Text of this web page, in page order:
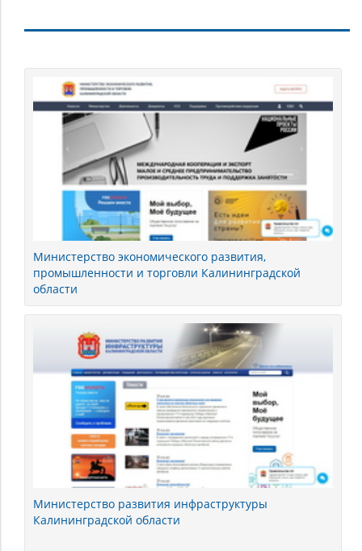
Калининградская
область
Министерство экономического развития,
промышленности и торговли Калининградской
области
Министерство развития инфраструктуры
Калининградской области